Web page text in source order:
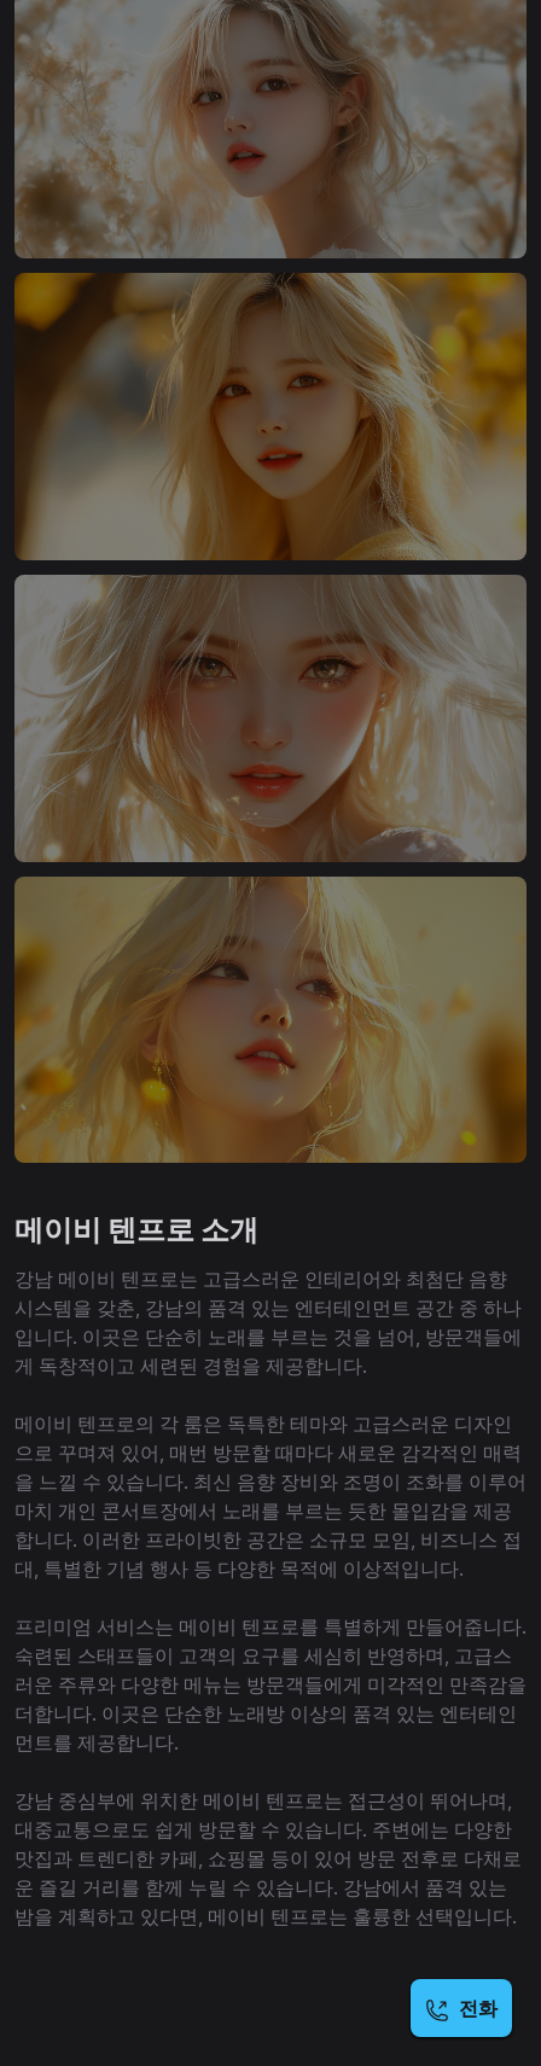
메이비 텐프로 소개
강남 메이비 텐프로는 고급스러운 인테리어와 최첨단 음향
시스템을 갖춘, 강남의 품격 있는 엔터테인먼트 공간 중 하나
입니다. 이곳은 단순히 노래를 부르는 것을 넘어, 방문객들에
게 독창적이고 세련된 경험을 제공합니다.
메이비 텐프로의 각 룸은 독특한 테마와 고급스러운 디자인
으로 꾸며져 있어, 매번 방문할 때마다 새로운 감각적인 매력
을 느낄 수 있습니다. 최신 음향 장비와 조명이 조화를 이루어
마치 개인 콘서트장에서 노래를 부르는 듯한 몰입감을 제공
합니다. 이러한 프라이빗한 공간은 소규모 모임, 비즈니스 접
대, 특별한 기념 행사 등 다양한 목적에 이상적입니다.
프리미엄 서비스는 메이비 텐프로를 특별하게 만들어줍니다.
숙련된 스태프들이 고객의 요구를 세심히 반영하며, 고급스
러운 주류와 다양한 메뉴는 방문객들에게 미각적인 만족감을
더합니다. 이곳은 단순한 노래방 이상의 품격 있는 엔터테인
먼트를 제공합니다.
강남 중심부에 위치한 메이비 텐프로는 접근성이 뛰어나며,
대중교통으로도 쉽게 방문할 수 있습니다. 주변에는 다양한
맛집과 트렌디한 카페, 쇼핑몰 등이 있어 방문 전후로 다채로
운 즐길 거리를 함께 누릴 수 있습니다. 강남에서 품격 있는
밤을 계획하고 있다면, 메이비 텐프로는 훌륭한 선택입니다.
전화